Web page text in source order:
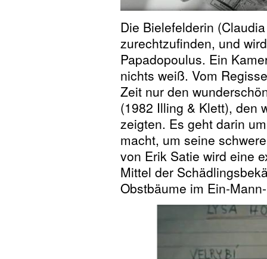
Die Bielefelderin
zurechtzufinden, und
Papadopoulus. Ein
nichts weiß. Vom
Zeit nur den
(1982 Illing & Klett), den
zeigten. Es geht darin
macht, um seine
von Erik Satie wird eine
Mittel der
Obstbäume im Ein-